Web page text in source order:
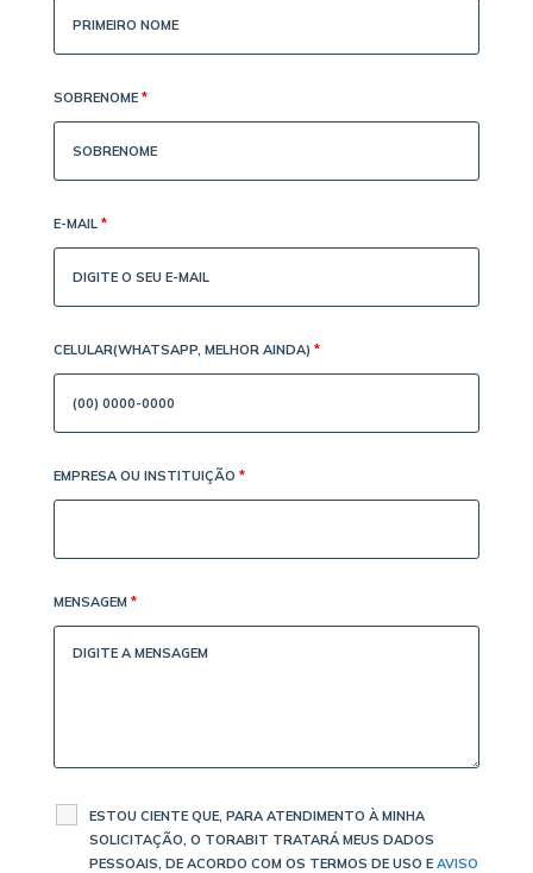
SOBRENOME *
E-MAIL *
CELULAR(WHATSAPP, MELHOR AINDA) *
EMPRESA OU INSTITUIÇÃO *
MENSAGEM *
ESTOU CIENTE QUE, PARA ATENDIMENTO À MINHA
SOLICITAÇÃO, O TORABIT TRATARÁ MEUS DADOS
PESSOAIS, DE ACORDO COM OS TERMOS DE USO E AVISO